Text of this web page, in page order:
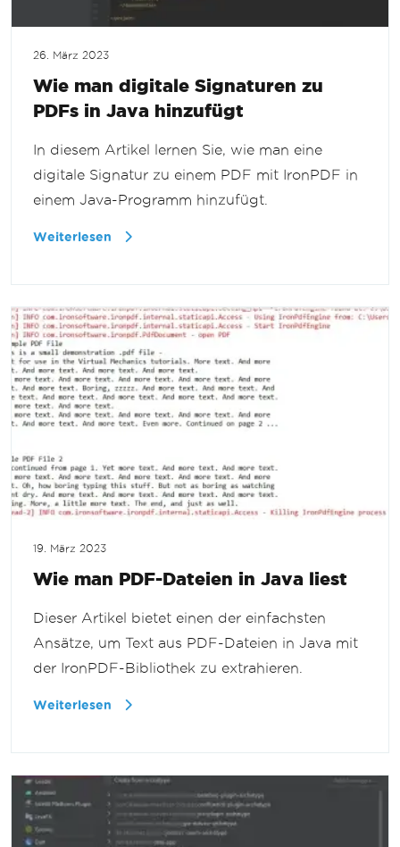
26. März 2023
Wie man digitale Signaturen zu
PDFs in Java hinzufügt
In diesem Artikel lernen Sie, wie man eine
digitale Signatur zu einem PDF mit IronPDF in
einem Java-Programm hinzufügt.
Weiterlesen
19. März 2023
Wie man PDF-Dateien in Java liest
Dieser Artikel bietet einen der einfachsten
Ansätze, um Text aus PDF-Dateien in Java mit
der IronPDF-Bibliothek zu extrahieren.
Weiterlesen